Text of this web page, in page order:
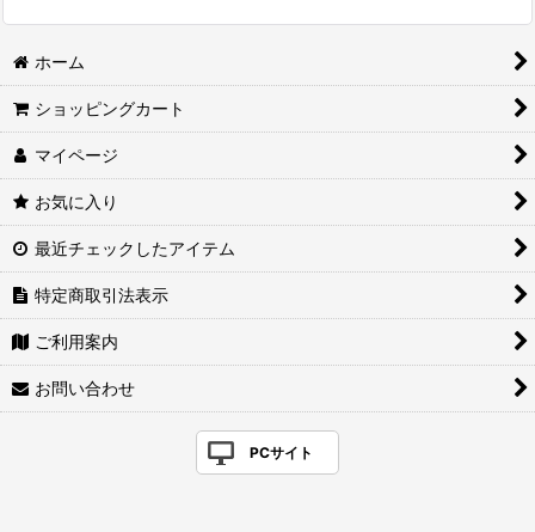
ホーム
ショッピングカート
マイページ
お気に入り
最近チェックしたアイテム
特定商取引法表示
ご利用案内
お問い合わせ
PCサイト